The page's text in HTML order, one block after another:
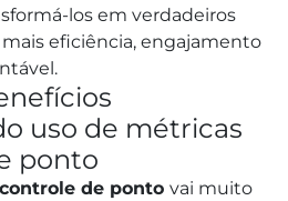
los em verdadeiros
eficiência, engajamento
uso de métricas
ponto
de ponto vai muito